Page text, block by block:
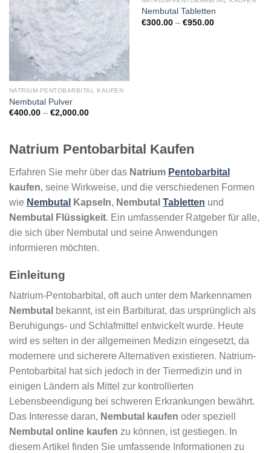
NATRIUM-PENTOBARBITAL KAUFEN
Nembutal Pulver
€400.00 – €2,000.00Preisspanne:
Nembutal Tabletten
€300.00 – €950.00Preisspanne:
Natrium Pentobarbital Kaufen
Erfahren Sie mehr über das Natrium Pentobarbital
kaufen, seine Wirkweise, und die verschiedenen Formen
wie Nembutal Kapseln, Nembutal Tabletten und
Nembutal Flüssigkeit. Ein umfassender Ratgeber für alle,
die sich über Nembutal und seine Anwendungen
informieren möchten.
Einleitung
Natrium-Pentobarbital, oft auch unter dem Markennamen
Nembutal bekannt, ist ein Barbiturat, das ursprünglich als
Beruhigungs- und Schlafmittel entwickelt wurde. Heute
wird es selten in der allgemeinen Medizin eingesetzt, da
modernere und sicherere Alternativen existieren. Natrium-
Pentobarbital hat sich jedoch in der Tiermedizin und in
einigen Ländern als Mittel zur kontrollierten
Lebensbeendigung bei schweren Erkrankungen bewährt.
Das Interesse daran, Nembutal kaufen oder speziell
Nembutal online kaufen zu können, ist gestiegen. In
diesem Artikel finden Sie umfassende Informationen zu